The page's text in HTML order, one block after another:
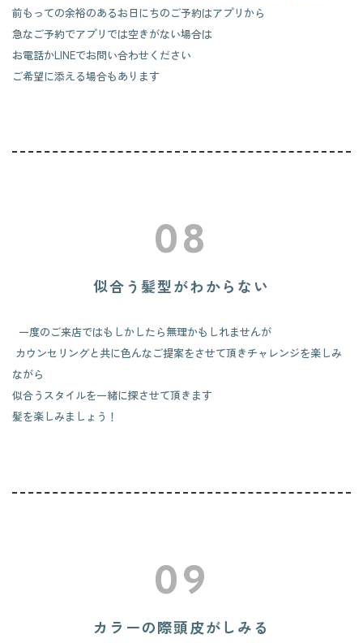
前もっての余裕のあるお日にちのご予約はアプリから
急なご予約でアプリでは空きがない場合は
お電話かLINEでお問い合わせください
ご希望に添える場合もあります
08
似合う髪型がわからない
一度のご来店ではもしかしたら無理かもしれませんが
カウンセリングと共に色んなご提案をさせて頂きチャレンジを楽しみ
ながら
似合うスタイルを一緒に探させて頂きます
髪を楽しみましょう！
09
カラーの際頭皮がしみる